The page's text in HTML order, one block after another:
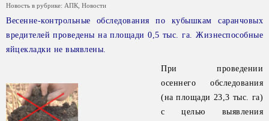
Новость в рубрике: АПК Новости
Весенне-контрольные обследования по кубышкам саранчовых
вредителей проведены на площади 0,5 тыс. га. Жизнеспособные
яйцекладки не выявлены.
При проведении
осеннего обследования
(на площади 23,3 тыс. га)
с целью выявления